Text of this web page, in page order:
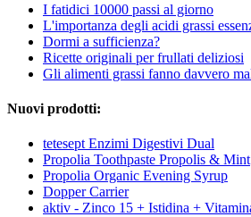
I fatidici 10000 passi al giorno
L'importanza degli acidi grassi
Dormi a sufficienza?
Ricette originali per frullati deliziosi
Gli alimenti grassi fanno davvero
Nuovi prodotti:
tetesept Enzimi Digestivi Dual
Propolia Toothpaste Propolis & Mint
Propolia Organic Evening Syrup
Dopper Carrier
aktiv - Zinco 15 + Istidina +